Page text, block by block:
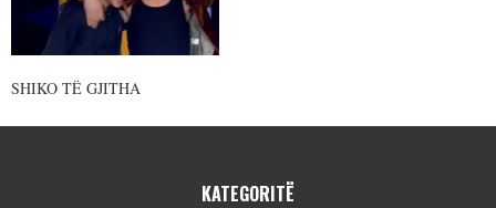
SHIKO TË GJITHA
KATEGORITË